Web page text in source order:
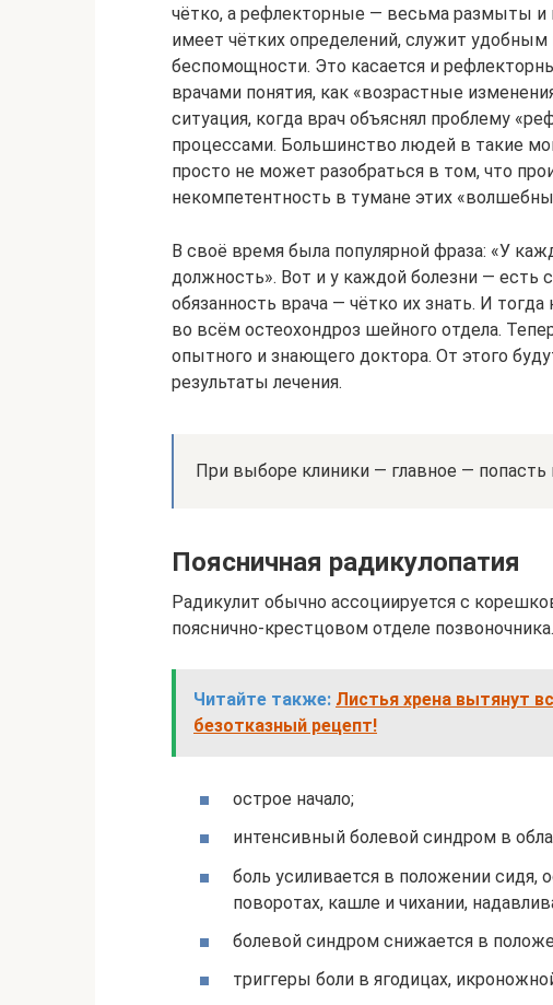
чётко, а рефлекторные — весьма размыты и
имеет чётких определений, служит
беспомощности. Это касается и
врачами понятия, как «возрастные
ситуация, когда врач объяснял проблему
процессами. Большинство людей в такие
просто не может разобраться в том, что
некомпетентность в тумане этих
В своё время была популярной фраза: «У
должность». Вот и у каждой болезни —
обязанность врача — чётко их знать. И
во всём остеохондроз шейного отдела.
опытного и знающего доктора. От этого
результаты лечения.
При выборе клиники — главное —
Поясничная радикулопатия
Радикулит обычно ассоциируется с
пояснично-крестцовом отделе
Читайте также: Листья хрена вытянут
безотказный рецепт!
острое начало;
интенсивный болевой синдром в
боль усиливается в положении сидя,
поворотах, кашле и чихании,
болевой синдром снижается в
триггеры боли в ягодицах,